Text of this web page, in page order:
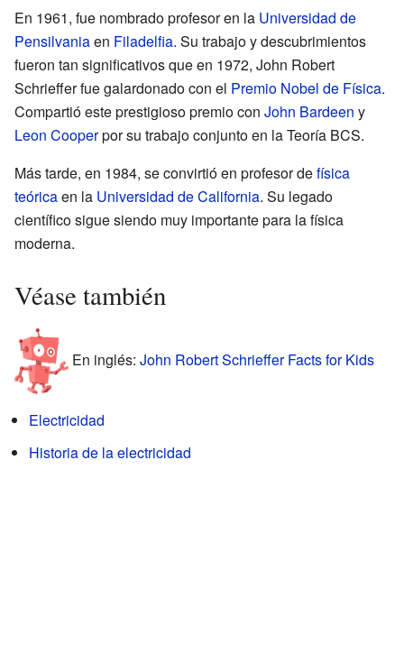
En 1961, fue nombrado profesor en la Universidad de
Pensilvaniaen Filadelfia. Su trabajo y descubrimientos
fueron tan significativos que en 1972, John Robert
Schrieffer fue galardonado con el Premio Nobel de Física.
Compartió este prestigioso premio con John Bardeen y
Leon Cooperpor su trabajo conjunto en la Teoría BCS.
Más tarde, en 1984, se convirtió en profesor defísica
teóricaen la Universidad de California. Su legado
científico sigue siendo muy importante para la física
moderna.
Véase también
En inglés: John Robert Schrieffer Facts for Kids
Electricidad
Historia de la electricidad